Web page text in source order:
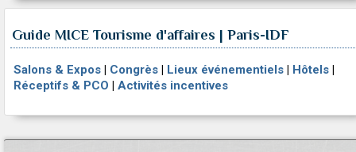
Guide MICE Tourisme d'affaires | Paris-IDF
Salons & Expos | Congrès | Lieux événementiels | Hôtels |
Réceptifs & PCO | Activités incentives